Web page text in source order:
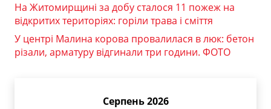
На Житомирщині за добу сталося 11 пожеж на
відкритих територіях: горіли трава і сміття
У центрі Малина корова провалилася в люк: бетон
різали, арматуру відгинали три години. ФОТО
Серпень 2026